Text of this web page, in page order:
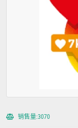
销售量:3070